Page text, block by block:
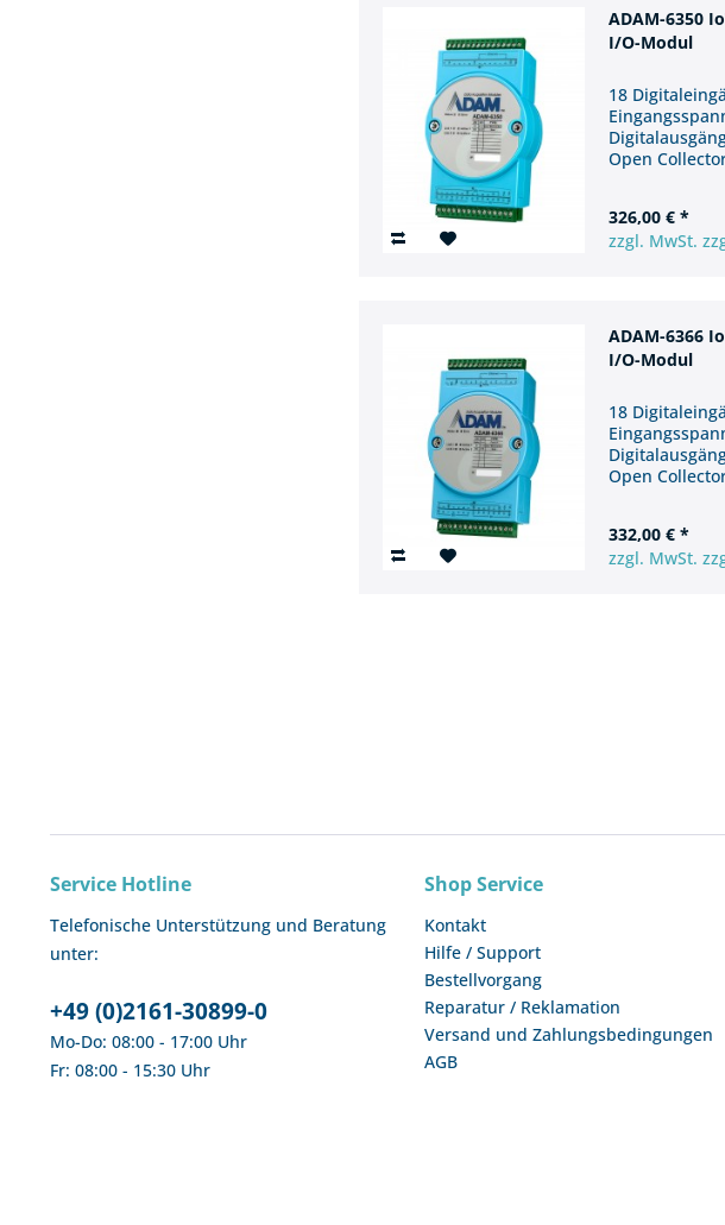
ADAM-6350
I/O-Modul
18
Open
326,00 € *
zzgl. MwSt.
ADAM-6366
I/O-Modul
18
Open
332,00 € *
zzgl. MwSt.
Service Hotline
Telefonische Unterstützung und Beratung
unter:
+49 (0)2161-30899-0
Mo-Do: 08:00 - 17:00 Uhr
Fr: 08:00 - 15:30 Uhr
Shop Service
Kontakt
Hilfe / Support
Bestellvorgang
Reparatur / Reklamation
Versand und Zahlungsbedingungen
AGB